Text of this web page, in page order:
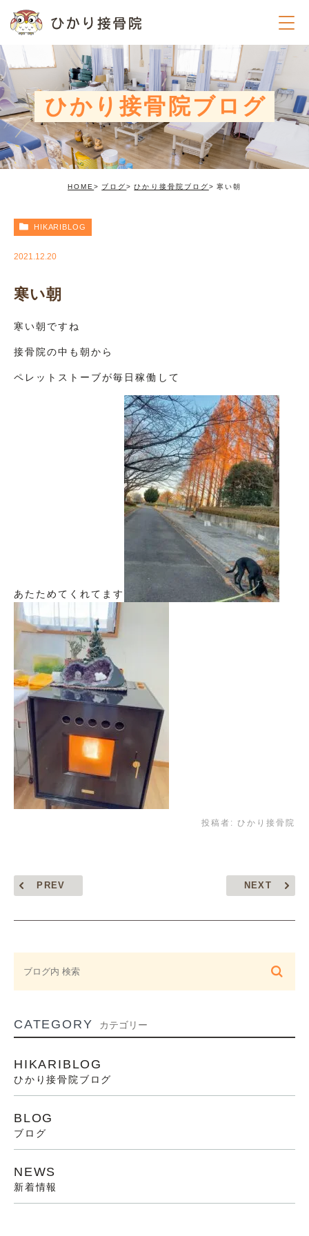
ひかり接骨院ブログ
HOME ブログ ひかり接骨院ブログ 寒い朝
HIKARIBLOG
2021.12.20
寒い朝
寒い朝ですね
接骨院の中も朝から
ペレットストーブが毎日稼働して
あたためてくれてます
投稿者: ひかり接骨院
PREV NEXT
CATEGORY カテゴリー
HIKARIBLOG
ひかり接骨院ブログ
BLOG
ブログ
NEWS
新着情報